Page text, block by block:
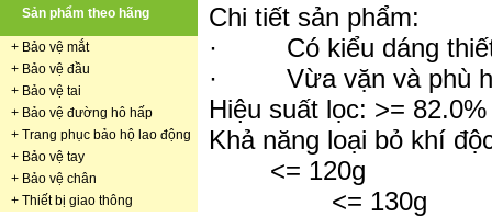
Sản phẩm theo hãng
+ Bảo vệ mắt
+ Bảo vệ đầu
+ Bảo vệ tai
+ Bảo vệ đường hô hấp
+ Trang phục bảo hộ lao động
+ Bảo vệ tay
+ Bảo vệ chân
+ Thiết bị giao thông
Chi tiết sản phẩm:
· Có kiểu dáng thiết
· Vừa vặn và phù
Hiệu suất lọc: >= 82.0%
Khả năng loại bỏ khí
<= 120g
<= 130g